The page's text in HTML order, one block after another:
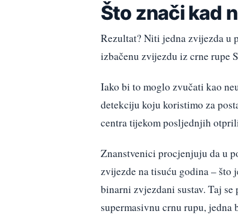
Što znači kad
Rezultat? Niti jedna zvijezda u
izbačenu zvijezdu iz crne rupe
Iako bi to moglo zvučati kao
detekciju koju koristimo za
centra tijekom posljednjih
Znanstvenici procjenjuju da u
zvijezde na tisuću godina – što
binarni zvjezdani sustav. Taj
supermasivnu crnu rupu, jedna